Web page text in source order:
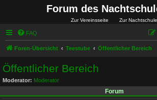
Forum des
Zur Vereinsseite Zur Nachtschule
FAQ
Foren-Übersicht Teestube Öffentlicher Bereich
Öffentlicher Bereich
Moderator: Moderator
Forum